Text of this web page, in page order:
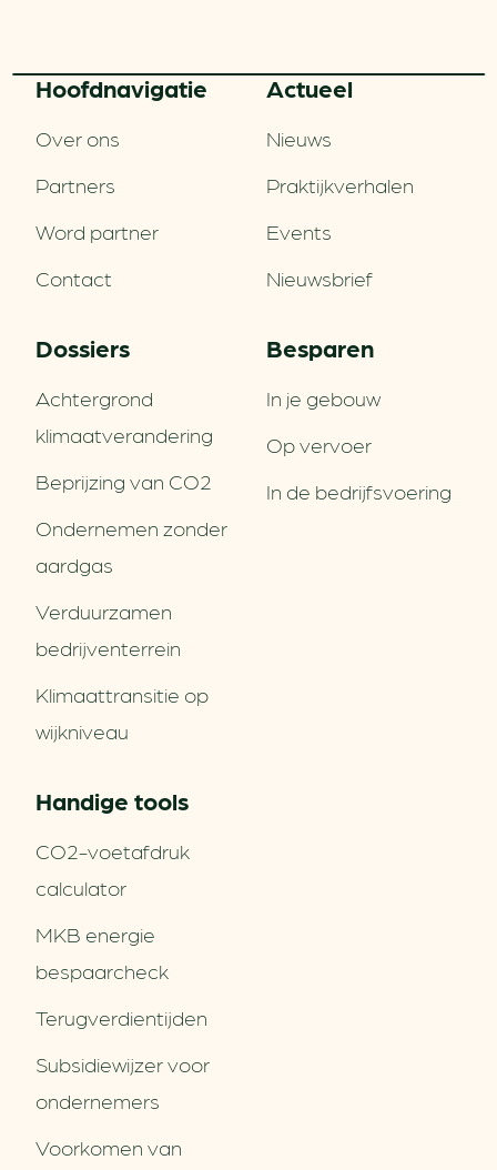
Hoofd­navigatie
Over ons
Partners
Word partner
Contact
Actueel
Nieuws
Praktijkverhalen
Events
Nieuwsbrief
Dossiers
Achtergrond
klimaatverandering
Beprijzing van CO2
Ondernemen zonder
aardgas
Verduurzamen
bedrijventerrein
Klimaattransitie op
wijkniveau
Besparen
In je gebouw
Op vervoer
In de bedrijfsvoering
Handige tools
CO2-voetafdruk
calculator
MKB energie
bespaarcheck
Terugverdien­tijden
Subsidiewijzer voor
ondernemers
Voorkomen van